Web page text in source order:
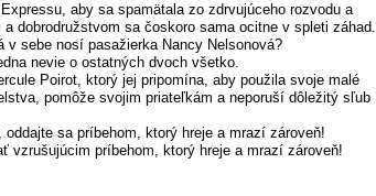
aby sa spamätala zo zdrvujúceho rozvodu a
dobrodružstvom sa čoskoro sama ocitne v spleti záhad.
v sebe nosí pasažierka Nancy Nelsonová?
nevie o ostatných dvoch všetko.
Poirot, ktorý jej pripomína, aby použila svoje malé
pomôže svojim priateľkám a neporuší dôležitý sľub
sa príbehom, ktorý hreje a mrazí zároveň!
vzrušujúcim príbehom, ktorý hreje a mrazí zároveň!